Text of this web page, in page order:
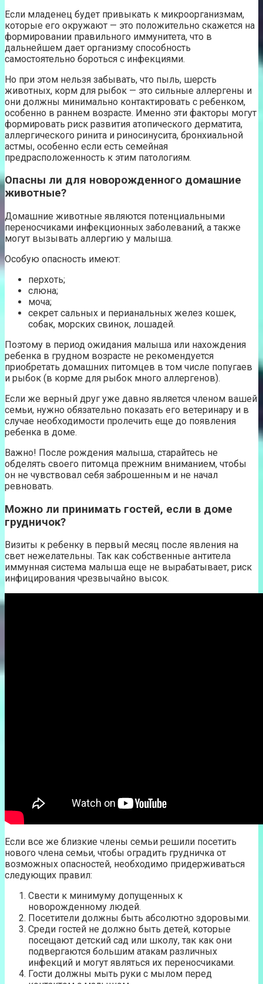
Если младенец будет привыкать к микроорганизмам,
которые его окружают — это положительно скажется на
формировании правильного иммунитета, что в
дальнейшем дает организму способность
самостоятельно бороться с инфекциями.
Но при этом нельзя забывать, что пыль, шерсть
животных, корм для рыбок — это сильные аллергены и
они должны минимально контактировать с ребенком,
особенно в раннем возрасте. Именно эти факторы могут
формировать риск развития атопического дерматита,
аллергического ринита и риносинусита, бронхиальной
астмы, особенно если есть семейная
предрасположенность к этим патологиям.
Опасны ли для новорожденного домашние
животные?
Домашние животные являются потенциальными
переносчиками инфекционных заболеваний, а также
могут вызывать аллергию у малыша.
Особую опасность имеют:
перхоть;
слюна;
моча;
секрет сальных и перианальных желез кошек,
собак, морских свинок, лошадей.
Поэтому в период ожидания малыша или нахождения
ребенка в грудном возрасте не рекомендуется
приобретать домашних питомцев в том числе попугаев
и рыбок (в корме для рыбок много аллергенов).
Если же верный друг уже давно является членом вашей
семьи, нужно обязательно показать его ветеринару и в
случае необходимости пролечить еще до появления
ребенка в доме.
Важно! После рождения малыша, старайтесь не
обделять своего питомца прежним вниманием, чтобы
он не чувствовал себя заброшенным и не начал
ревновать.
Можно ли принимать гостей, если в доме
грудничок?
Визиты к ребенку в первый месяц после явления на
свет нежелательны. Так как собственные антитела
иммунная система малыша еще не вырабатывает, риск
инфицирования чрезвычайно высок.
Если все же близкие члены семьи решили посетить
нового члена семьи, чтобы оградить грудничка от
возможных опасностей, необходимо придерживаться
следующих правил:
Свести к минимуму допущенных к
новорожденному людей.
Посетители должны быть абсолютно здоровыми.
Среди гостей не должно быть детей, которые
посещают детский сад или школу, так как они
подвергаются большим атакам различных
инфекций и могут являться их переносчиками.
Гости должны мыть руки с мылом перед